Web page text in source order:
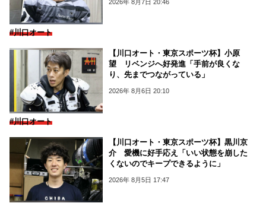
2026年 8月7日 20:46
#川口オート
【川口オート・東京スポーツ杯】小原
望 リベンジへ好発進「手前が良くな
り、先までつながっている」
2026年 8月6日 20:10
#川口オート
【川口オート・東京スポーツ杯】黒川京
介 愛機に好手応え「いい状態を崩した
くないのでキープできるように」
2026年 8月5日 17:47